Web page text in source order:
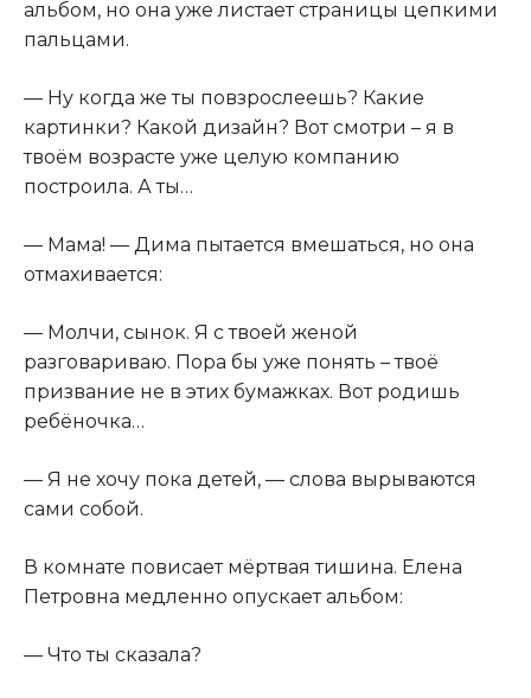
альбом, но она уже листает страницы цепкими
пальцами.
— Ну когда же ты повзрослеешь? Какие
картинки? Какой дизайн? Вот смотри – я в
твоём возрасте уже целую компанию
построила. А ты…
— Мама! — Дима пытается вмешаться, но она
отмахивается:
— Молчи, сынок. Я с твоей женой
разговариваю. Пора бы уже понять – твоё
призвание не в этих бумажках. Вот родишь
ребёночка…
— Я не хочу пока детей, — слова вырываются
сами собой.
В комнате повисает мёртвая тишина. Елена
Петровна медленно опускает альбом:
— Что ты сказала?